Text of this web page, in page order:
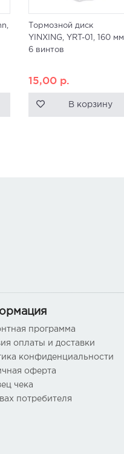
Тормозной диск
YINXING, YRT-01, 160 мм,
6 винтов
15,00 р.
В корзину
программа
оплаты и доставки
конфиденциальности
оферта
чека
потребителя